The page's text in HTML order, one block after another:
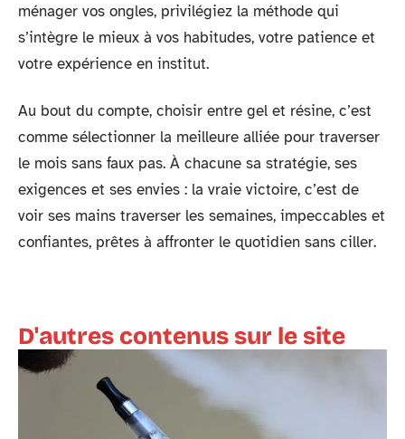
ménager vos ongles, privilégiez la méthode qui
s’intègre le mieux à vos habitudes, votre patience et
votre expérience en institut.
Au bout du compte, choisir entre gel et résine, c’est
comme sélectionner la meilleure alliée pour traverser
le mois sans faux pas. À chacune sa stratégie, ses
exigences et ses envies : la vraie victoire, c’est de
voir ses mains traverser les semaines, impeccables et
confiantes, prêtes à affronter le quotidien sans ciller.
D'autres contenus sur le site